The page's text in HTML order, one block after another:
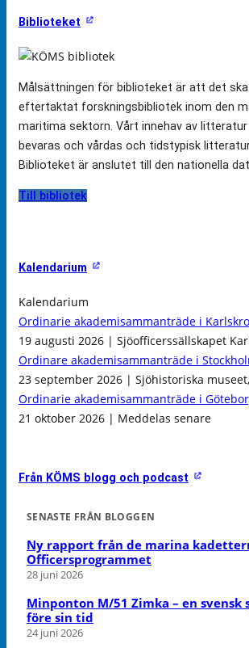
Biblioteket
Målsättningen för biblioteket är att det
eftertaktat forskningsbibliotek inom den
maritima sektorn. Vårt innehav av
bevaras och vårdas och tidstypisk
Biblioteket är anslutet till den nationella
Till bibliotek
Kalendarium
Kalendarium
Ordinarie akademisammanträde i
19 augusti 2026 | Sjöofficerssällskapet
Ordinare akademisammanträde i
23 september 2026 | Sjöhistoriska
Ordinarie akademisammanträde i
21 oktober 2026 | Meddelas senare
Från KÖMS blogg och podcast
SENASTE FRÅN BLOGGEN
Ny rapport från de marina
Officersprogrammet
28 juni 2026
Minponton M/51 Zimka – en svensk
före sin tid
24 juni 2026